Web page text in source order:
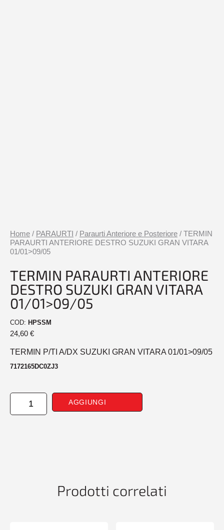
Home / PARAURTI / Paraurti Anteriore e Posteriore / TERMIN
PARAURTI ANTERIORE DESTRO SUZUKI GRAN VITARA
01/01>09/05
TERMIN PARAURTI ANTERIORE
DESTRO SUZUKI GRAN VITARA
01/01>09/05
COD: HPSSM
24,60 €
TERMIN P/TI A/DX SUZUKI GRAN VITARA 01/01>09/05
7172165DC0ZJ3
TERMIN
PARAURTI
AGGIUNGI
Prodotti correlati